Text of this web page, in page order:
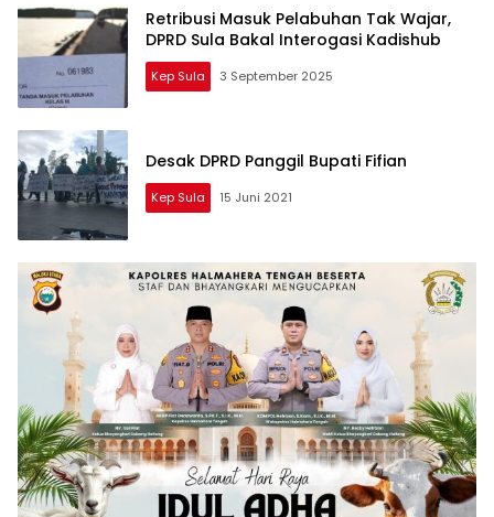
Retribusi Masuk Pelabuhan Tak Wajar,
DPRD Sula Bakal Interogasi Kadishub
Kep Sula 3 September 2025
Desak DPRD Panggil Bupati Fifian
Kep Sula 15 Juni 2021